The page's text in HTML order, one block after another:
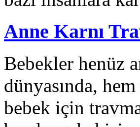
Anne Karnı
Bebekler henüz
dünyasında,
bebek için